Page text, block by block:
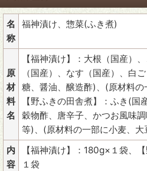
名
称
福神漬け、惣菜(ふき煮)
原
材
料
名
【福神漬け】：大根（国産）
（国産）、なす（国産）、白
糖、醤油、醸造酢)、(原材料の
【野ふきの田舎煮】：ふき(国
穀物酢、唐辛子、かつお風味
等)、(原材料の一部に小麦、大
内
容
【福神漬け】：180g×１袋、
１袋